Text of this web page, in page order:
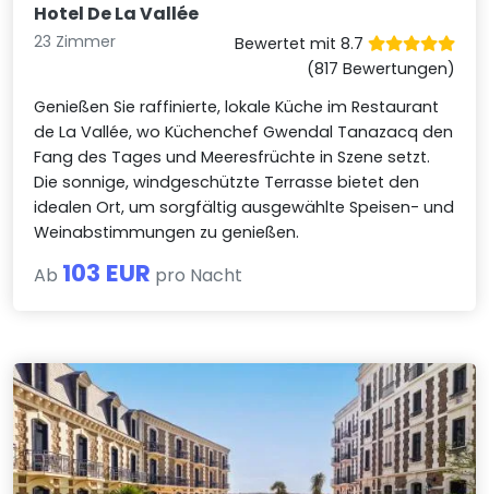
Hotel De La Vallée
23 Zimmer
Bewertet mit 8.7
(817 Bewertungen)
Genießen Sie raffinierte, lokale Küche im Restaurant
de La Vallée, wo Küchenchef Gwendal Tanazacq den
Fang des Tages und Meeresfrüchte in Szene setzt.
Die sonnige, windgeschützte Terrasse bietet den
idealen Ort, um sorgfältig ausgewählte Speisen- und
Weinabstimmungen zu genießen.
Ab 103 EUR pro Nacht